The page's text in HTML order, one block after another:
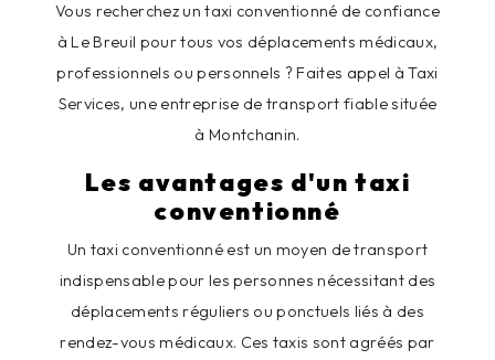
Vous recherchez un taxi conventionné de confiance
à Le Breuil pour tous vos déplacements médicaux,
professionnels ou personnels ? Faites appel à Taxi
Services, une entreprise de transport fiable située
à Montchanin.
Les avantages d'un taxi
conventionné
Un taxi conventionné est un moyen de transport
indispensable pour les personnes nécessitant des
déplacements réguliers ou ponctuels liés à des
rendez-vous médicaux. Ces taxis sont agréés par